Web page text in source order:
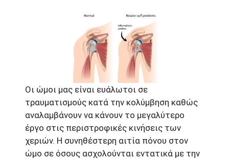
Οι ώμοι μας είναι ευάλωτοι σε
τραυματισμούς κατά την κολύμβηση καθώς
αναλαμβάνουν να κάνουν το μεγαλύτερο
έργο στις περιστροφικές κινήσεις των
χεριών. Η συνηθέστερη αιτία πόνου στον
ώμο σε όσους ασχολούνται εντατικά με την